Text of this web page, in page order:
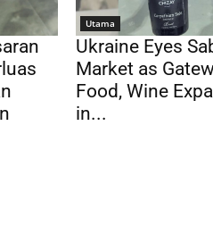
Utama
Ukraine Eyes
Market as
Food, Wine
in...